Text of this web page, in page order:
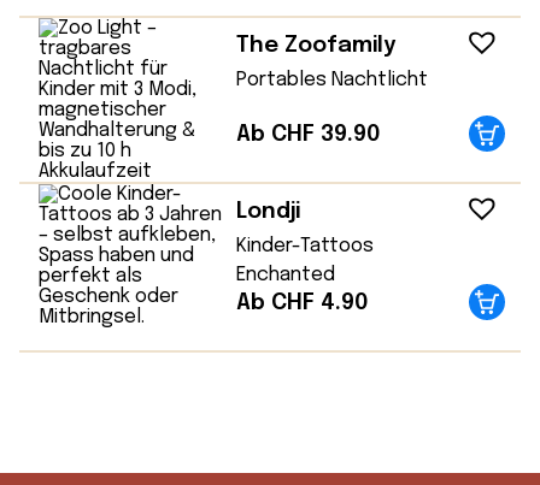
The Zoofamily
Portables Nachtlicht
Ab CHF 39.90
Londji
Kinder-Tattoos
Enchanted
Ab CHF 4.90